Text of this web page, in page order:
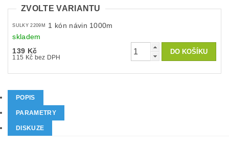
ZVOLTE VARIANTU
SULKY 2209M
1 kón návin 1000m
skladem
139 Kč
115 Kč bez DPH
POPIS
PARAMETRY
DISKUZE